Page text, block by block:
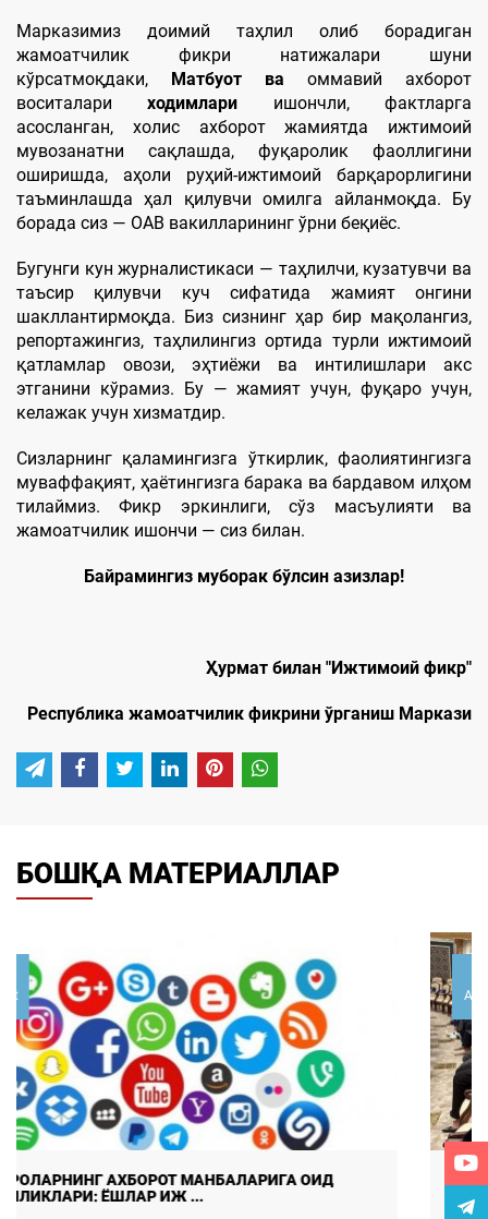
Марказимиз доимий таҳлил олиб борадиган
жамоатчилик фикри натижалари шуни
кўрсатмоқдаки, Матбуот ва оммавий ахборот
воситалари ходимлари ишончли, фактларга
асосланган, холис ахборот жамиятда ижтимоий
мувозанатни сақлашда, фуқаролик фаоллигини
оширишда, аҳоли руҳий-ижтимоий барқарорлигини
таъминлашда ҳал қилувчи омилга айланмоқда. Бу
борада сиз — ОАВ вакилларининг ўрни беқиёс.
Бугунги кун журналистикаси — таҳлилчи, кузатувчи ва
таъсир қилувчи куч сифатида жамият онгини
шакллантирмоқда. Биз сизнинг ҳар бир мақолангиз,
репортажингиз, таҳлилингиз ортида турли ижтимоий
қатламлар овози, эҳтиёжи ва интилишлари акс
этганини кўрамиз. Бу — жамият учун, фуқаро учун,
келажак учун хизматдир.
Сизларнинг қаламингизга ўткирлик, фаолиятингизга
муваффақият, ҳаётингизга барака ва бардавом илҳом
тилаймиз. Фикр эркинлиги, сўз масъулияти ва
жамоатчилик ишончи — сиз билан.
Байрамингиз муборак бўлсин азизлар!
Ҳурмат билан "Ижтимоий фикр"
Республика жамоатчилик фикрини ўрганиш Маркази
БОШҚА МАТЕРИАЛЛАР
02
August
Умуммиллий бирдамлик: тараққиётнинг мустаҳкам
пойдевори